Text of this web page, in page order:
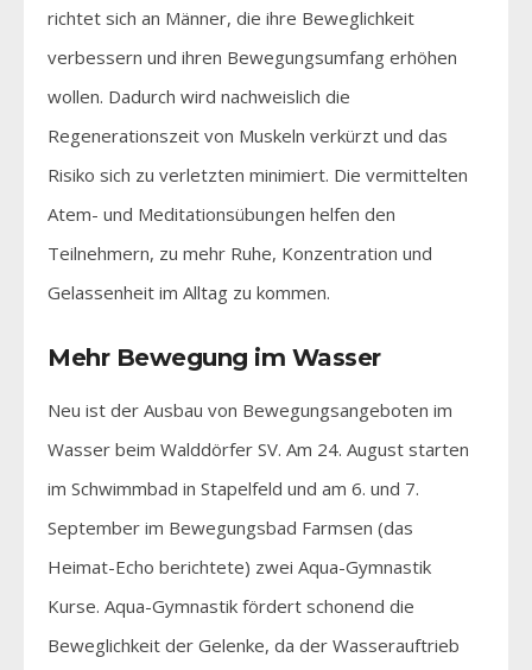
richtet sich an Männer, die ihre Beweglichkeit
verbessern und ihren Bewegungsumfang erhöhen
wollen. Dadurch wird nachweislich die
Regenerationszeit von Muskeln verkürzt und das
Risiko sich zu verletzten minimiert. Die vermittelten
Atem- und Meditationsübungen helfen den
Teilnehmern, zu mehr Ruhe, Konzentration und
Gelassenheit im Alltag zu kommen.
Mehr Bewegung im Wasser
Neu ist der Ausbau von Bewegungsangeboten im
Wasser beim Walddörfer SV. Am 24. August starten
im Schwimmbad in Stapelfeld und am 6. und 7.
September im Bewegungsbad Farmsen (das
Heimat-Echo berichtete) zwei Aqua-Gymnastik
Kurse. Aqua-Gymnastik fördert schonend die
Beweglichkeit der Gelenke, da der Wasserauftrieb